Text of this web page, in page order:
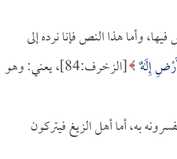
وأما هذا النص فإنا نرده إلى
إِلَهٌ
[الزخرف:84]، يعني: وهو
به، أما أهل الزيغ فيتركون